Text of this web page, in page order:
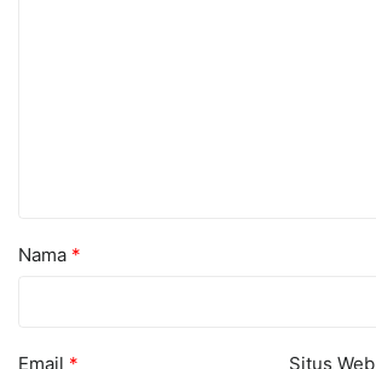
Nama *
Email * Situs Web